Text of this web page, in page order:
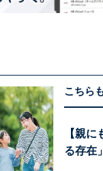
こちら
【親
る存在